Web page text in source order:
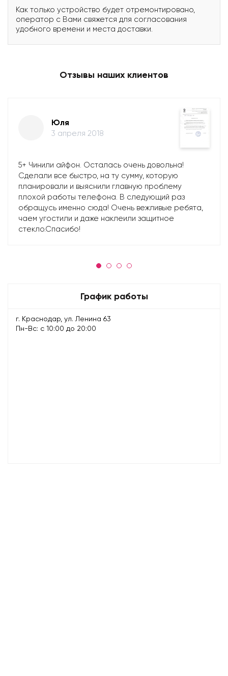
Как только устройство будет отремонтировано,
оператор с Вами свяжется для согласования
удобного времени и места доставки.
Отзывы наших клиентов
Юля
3 апреля 2018
5+ Чинили айфон. Осталась очень довольна!
Сделали все быстро, на ту сумму, которую
планировали и выяснили главную проблему
плохой работы телефона. В следующий раз
обращусь именно сюда! Очень вежливые ребята,
чаем угостили и даже наклеили защитное
стекло.Спасибо!
График работы
г. Краснодар, ул. Ленина 63
Пн-Вс: с 10:00 до 20:00